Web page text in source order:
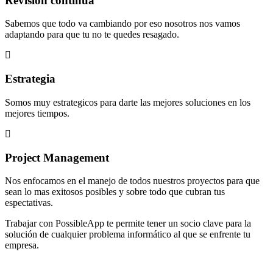
Sabemos que todo va cambiando por eso nosotros nos vamos
adaptando para que tu no te quedes resagado.
Estrategia
Somos muy estrategicos para darte las mejores soluciones en los
mejores tiempos.
Project Management
Nos enfocamos en el manejo de todos nuestros proyectos para que
sean lo mas exitosos posibles y sobre todo que cubran tus
espectativas.
Trabajar con PossibleApp te permite tener un socio clave para la
solución de cualquier problema informático al que se enfrente tu
empresa.